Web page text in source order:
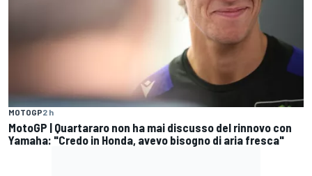
MOTOGP2 h
MotoGP | Quartararo non ha mai discusso del rinnovo con
Yamaha: "Credo in Honda, avevo bisogno di aria fresca"